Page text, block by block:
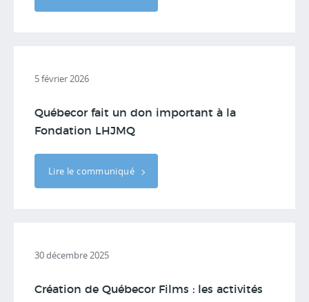
5 février 2026
Québecor fait un don important à la
Fondation LHJMQ
Lire le communiqué
30 décembre 2025
Création de Québecor Films : les activités